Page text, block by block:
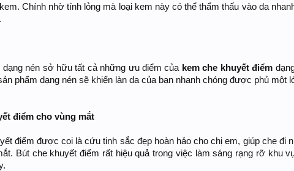
Chính nhờ tính lỏng mà loại kem này có thể thẩm thấu vào da
dạng nén sở hữu tất cả những ưu điểm của kem che khuyết điểm
phẩm dạng nén sẽ khiến làn da của bạn nhanh chóng được phủ một
điểm cho vùng mắt
điểm được coi là cứu tinh sắc đẹp hoàn hảo cho chị em, giúp che đi
Bút che khuyết điểm rất hiệu quả trong việc làm sáng rạng rỡ khu